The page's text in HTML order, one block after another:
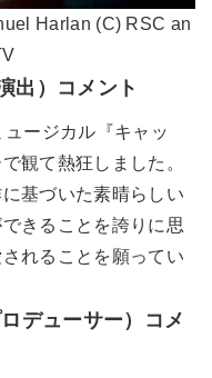
Harlan (C) RSC an
出）コメント
ージカル『キャッ
観て熱狂しました。
基づいた素晴らしい
きることを誇りに思
れることを願ってい
デューサー）コメ